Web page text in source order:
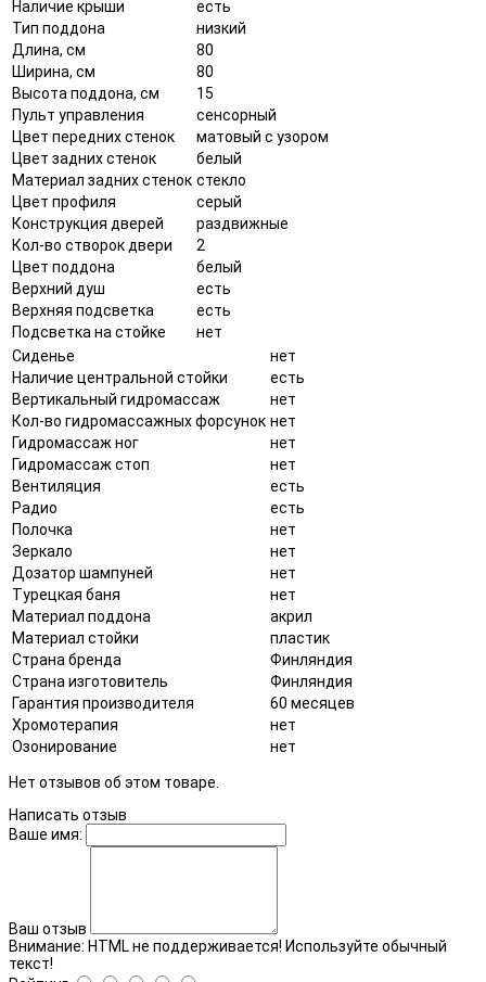
Наличие крыши
есть
Тип поддона
низкий
Длина, см
80
Ширина, см
80
Высота поддона, см
15
Пульт управления
сенсорный
Цвет передних стенок
матовый с узором
Цвет задних стенок
белый
Материал задних стенок стекло
Цвет профиля
серый
Конструкция дверей
раздвижные
Кол-во створок двери
2
Цвет поддона
белый
Верхний душ
есть
Верхняя подсветка
есть
Подсветка на стойке
нет
Сиденье
нет
Наличие центральной стойки
есть
Вертикальный гидромассаж
нет
Кол-во гидромассажных форсунок нет
Гидромассаж ног
нет
Гидромассаж стоп
нет
Вентиляция
есть
Радио
есть
Полочка
нет
Зеркало
нет
Дозатор шампуней
нет
Турецкая баня
нет
Материал поддона
акрил
Материал стойки
пластик
Страна бренда
Финляндия
Страна изготовитель
Финляндия
Гарантия производителя
60 месяцев
Хромотерапия
нет
Озонирование
нет
Нет отзывов об этом товаре.
Написать отзыв
Ваше имя:
Ваш отзыв
Внимание: HTML не поддерживается! Используйте обычный
текст!